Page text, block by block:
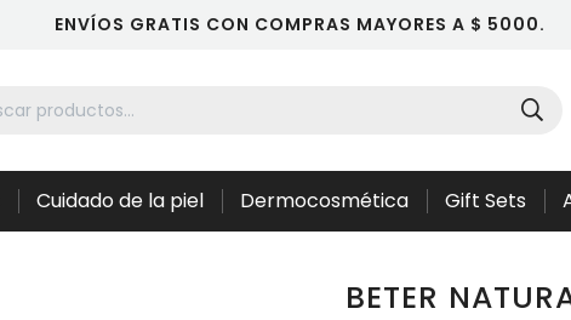
ENVÍOS GRATIS CON COMPRAS MAYORES A $ 5000.
Cuidado de la piel Dermocosmética Gift Sets
BETER